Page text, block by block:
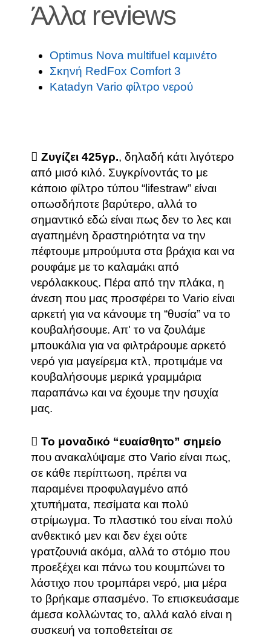
Άλλα reviews
Optimus Nova multifuel καμινέτο
Σκηνή RedFox Comfort 3
Katadyn Vario φίλτρο νερού
Ζυγίζει 425γρ., δηλαδή κάτι λιγότερο
από μισό κιλό. Συγκρίνοντάς το με
κάποιο φίλτρο τύπου “lifestraw” είναι
οπωσδήποτε βαρύτερο, αλλά το
σημαντικό εδώ είναι πως δεν το λες και
αγαπημένη δραστηριότητα να την
πέφτουμε μπρούμυτα στα βράχια και να
ρουφάμε με το καλαμάκι από
νερόλακκους. Πέρα από την πλάκα, η
άνεση που μας προσφέρει το Vario είναι
αρκετή για να κάνουμε τη “θυσία” να το
κουβαλήσουμε. Απ' το να ζουλάμε
μπουκάλια για να φιλτράρουμε αρκετό
νερό για μαγείρεμα κτλ, προτιμάμε να
κουβαλήσουμε μερικά γραμμάρια
παραπάνω και να έχουμε την ησυχία
μας.
Το μοναδικό “ευαίσθητο” σημείο
που ανακαλύψαμε στο Vario είναι πως,
σε κάθε περίπτωση, πρέπει να
παραμένει προφυλαγμένο από
χτυπήματα, πεσίματα και πολύ
στρίμωγμα. Το πλαστικό του είναι πολύ
ανθεκτικό μεν και δεν έχει ούτε
γρατζουνιά ακόμα, αλλά το στόμιο που
προεξέχει και πάνω του κουμπώνει το
λάστιχο που τρομπάρει νερό, μια μέρα
το βρήκαμε σπασμένο. Το επισκευάσαμε
άμεσα κολλώντας το, αλλά καλό είναι η
συσκευή να τοποθετείται σε